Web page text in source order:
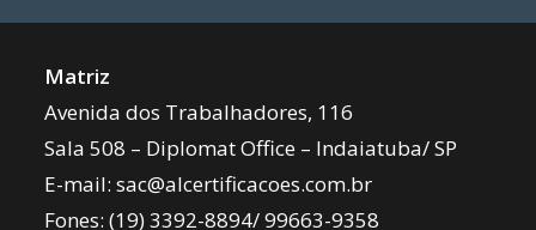
Matriz
Avenida dos Trabalhadores, 116
Sala 508 – Diplomat Office – Indaiatuba/ SP
E-mail:sac@alcertificacoes.com.br
Fones:(19) 3392-8894/99663-9358